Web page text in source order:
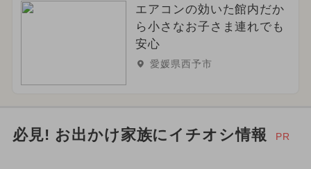
2024年2月のイベント
2024年8月のイベント
エアコンの効いた館内だか
ら小さなお子さま連れでも
安心
愛媛県西予市
必見! お出かけ家族にイチオシ情報 PR